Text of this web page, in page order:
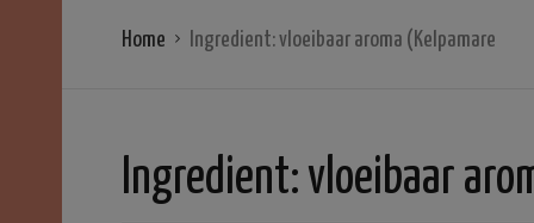
Home Ingredient:vloeibaar aroma (Kelpamare
Ingredient: vloeibaar